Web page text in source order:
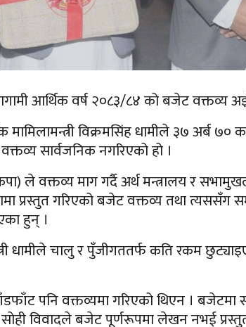
आर्थिक वर्ष २०८३/८४ को बजेट वक्तव्य
मामिलामन्त्री विक्रमसिंह धामीले ३७ अर्ब ७०
सार्वजनिक नगरिएको हो ।
ले वक्तव्य माग गर्दै अर्थ मन्त्रालय र
प्रस्तुत गरिएको बजेट वक्तव्य तथा
हुन् ।
धामीले चालु र पुँजीगततर्फ कति रकम
पनि वक्तव्यमा गरिएको थिएन । बजेटमा
सोही विवादले बजेट पूर्णरूपमा लेखन नभई